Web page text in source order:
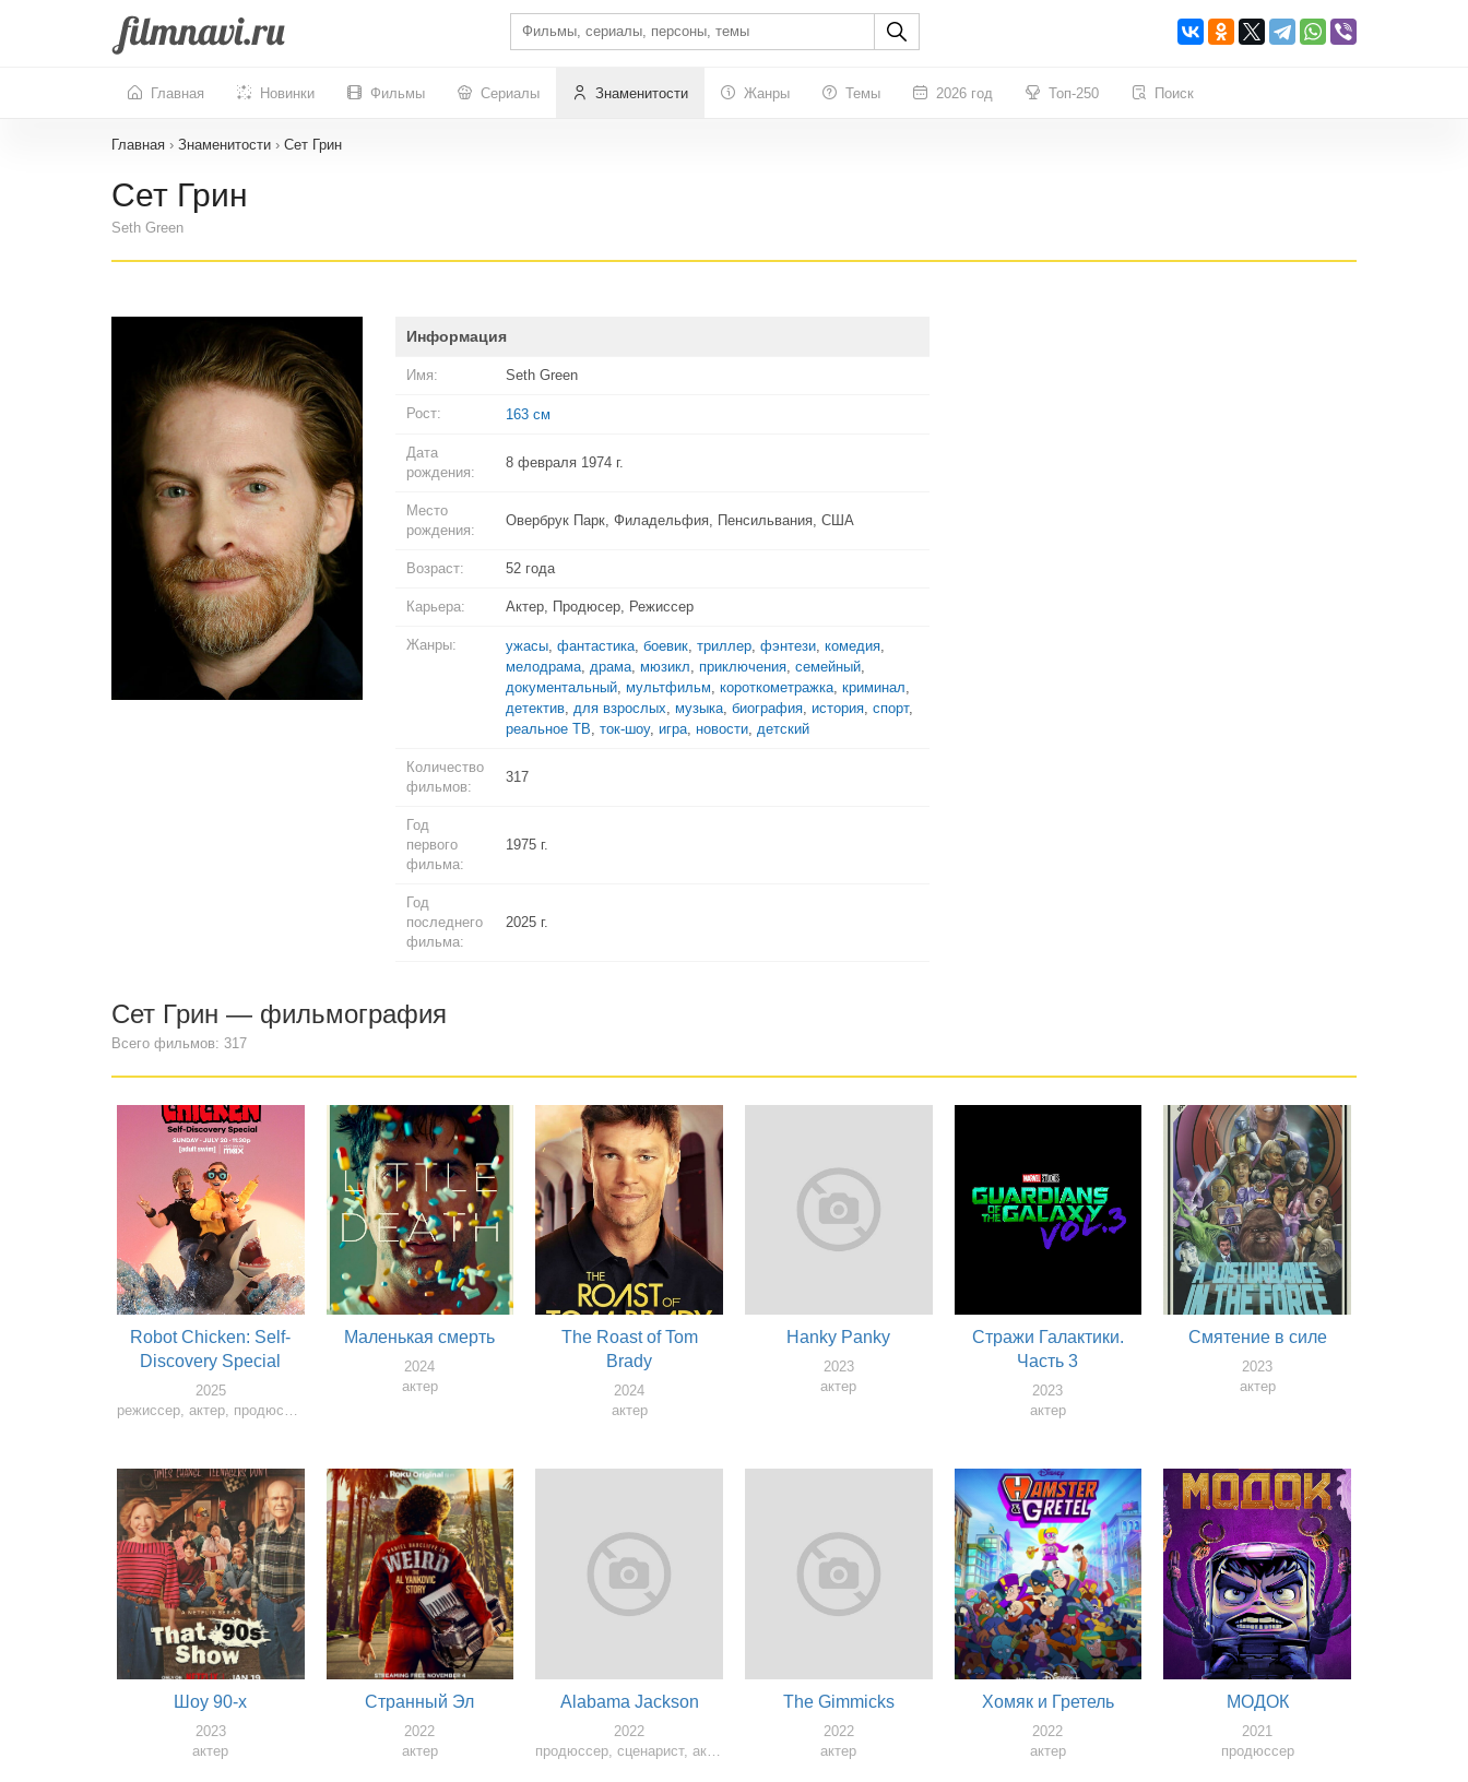
Главная Новинки Фильмы Сериалы Знаменитости Жанры Темы 2026 год Топ-250 Поиск
Главная › Знаменитости › Сет Грин
Сет Грин
Seth Green
Информация
Имя: Seth Green
Рост: 163 см
Дата
рождения:
8 февраля 1974 г.
Место
рождения:
Овербрук Парк, Филадельфия, Пенсильвания, США
Возраст: 52 года
Карьера: Актер, Продюсер, Режиссер
Жанры: ужасы, фантастика, боевик, триллер, фэнтези, комедия,
мелодрама, драма, мюзикл, приключения, семейный,
документальный, мультфильм, короткометражка, криминал,
детектив, для взрослых, музыка, биография, история, спорт,
реальное ТВ, ток-шоу, игра, новости, детский
Количество
фильмов:
317
Год
первого
фильма:
1975 г.
Год
последнего
фильма:
2025 г.
Сет Грин — фильмография
Всего фильмов: 317
Robot Chicken: Self-
Discovery Special
2025
режиссер, актер, продюссер, сценарист
Маленькая смерть
2024
актер
The Roast of Tom
Brady
2024
актер
Hanky Panky
2023
актер
Стражи Галактики.
Часть 3
2023
актер
Смятение в силе
2023
актер
Шоу 90-х
2023
актер
Странный Эл
2022
актер
Alabama Jackson
2022
The Gimmicks
2022
актер
Хомяк и Гретель
2022
актер
МОДОК
2021
продюссер